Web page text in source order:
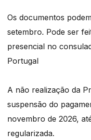
Os documentos
setembro. Pode ser
presencial no
Portugal
A não realização da
suspensão do
novembro de 2026,
regularizada.